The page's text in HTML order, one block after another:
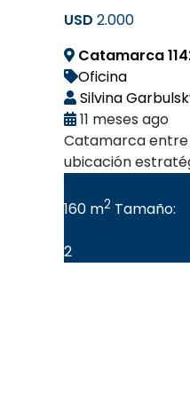
USD 2.000
Catamarca
Oficina
Silvina
11 meses ago
Catamarca entre
ubicación
160 m2 Tamaño:
2